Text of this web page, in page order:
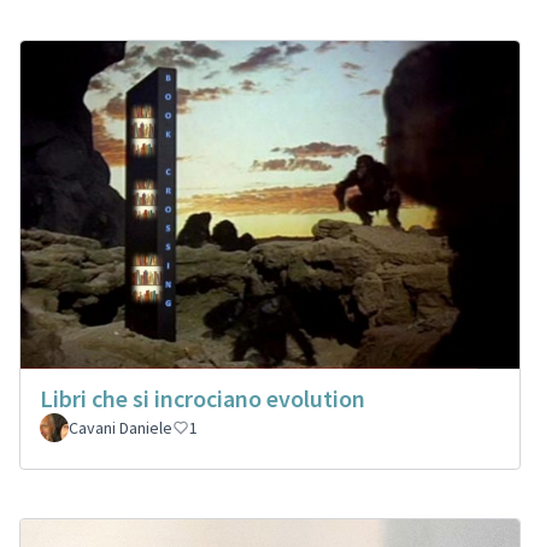
Libri che si incrociano evolution
Cavani Daniele 1